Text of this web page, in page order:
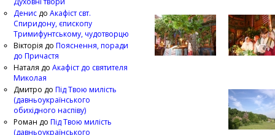
Денис до Акафіст свт.
Спиридону, єпископу
Тримифунтському, чудотворцю
Вікторія до Пояснення, поради
до Причастя
Наталя до Акафіст до святителя
Миколая
Дмитро до Під Твою милість
(давньоукраїнського
обихідного наспіву)
Роман до Під Твою милість
(давньоукраїнського